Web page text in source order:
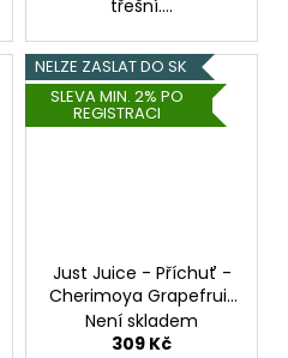
třešní....
NELZE ZASLAT DO SK
SLEVA MIN. 2% PO
REGISTRACI
Just Juice - Příchuť -
Cherimoya Grapefruit
& Berries - 30ml
Není skladem
309 Kč